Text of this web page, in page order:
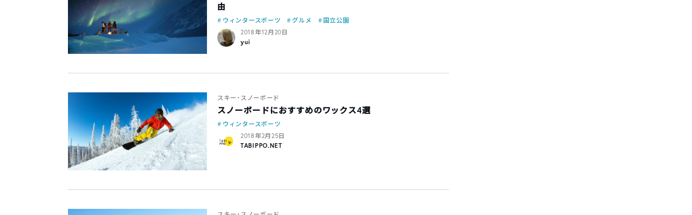
由
ウィンタースポーツ グルメ
国立公園
2018年12月20日
yui
スキー・スノーボード
スノーボードにおすすめのワックス4選
ウィンタースポーツ
2018年2月25日
TABIPPO.NET